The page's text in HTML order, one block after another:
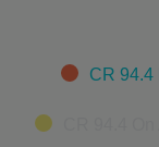
CategoriesCR 94.4